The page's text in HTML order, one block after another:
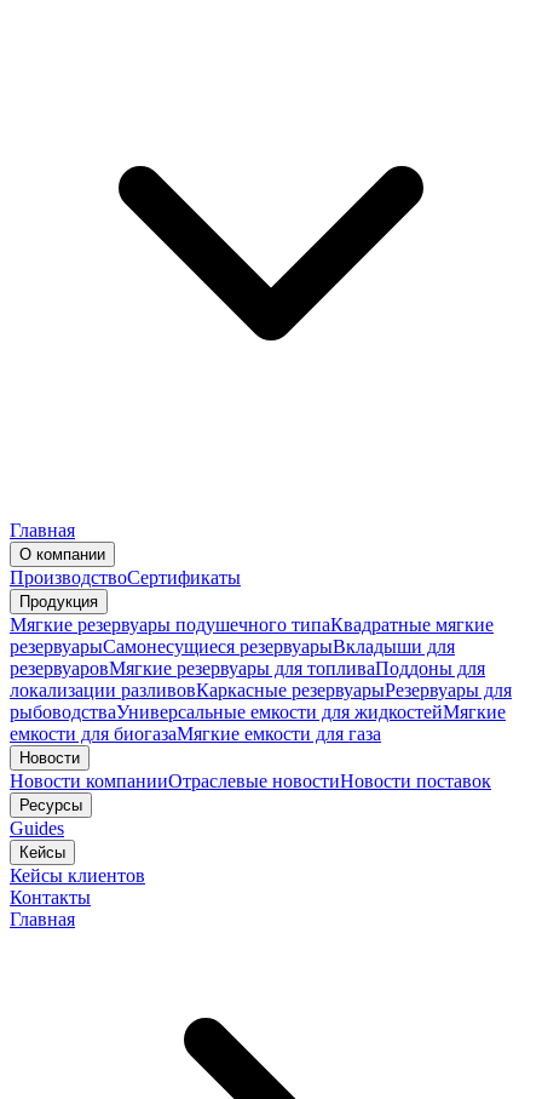
Главная
О компании
ПроизводствоСертификаты
Продукция
Мягкие резервуары подушечного типаКвадратные мягкие
резервуарыСамонесущиеся резервуарыВкладыши для
резервуаровМягкие резервуары для топливаПоддоны для
локализации разливовКаркасные резервуарыРезервуары для
рыбоводстваУниверсальные емкости для жидкостейМягкие
емкости для биогазаМягкие емкости для газа
Новости
Новости компанииОтраслевые новостиНовости поставок
Ресурсы
Guides
Кейсы
Кейсы клиентов
Контакты
Главная